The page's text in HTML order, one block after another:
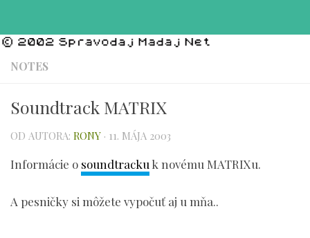
NOTES
Soundtrack MATRIX
OD AUTORA: RONY · 11. MÁJA 2003
Informácie o soundtracku k novému MATRIXu.
A pesničky si môžete vypočuť aj u mňa..